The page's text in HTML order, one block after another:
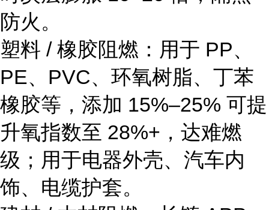
防火。
塑料 / 橡胶阻燃：用于 PP、
PE、PVC、环氧树脂、丁苯
橡胶等，添加 15%–25% 可提
升氧指数至 28%+，达难燃
级；用于电器外壳、汽车内
饰、电缆护套。